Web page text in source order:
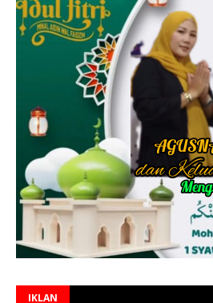
IKLAN